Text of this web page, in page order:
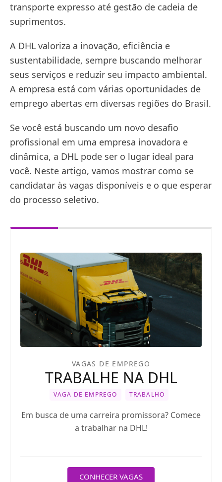
transporte expresso até gestão de cadeia de
suprimentos.
A DHL valoriza a inovação, eficiência e
sustentabilidade, sempre buscando melhorar
seus serviços e reduzir seu impacto ambiental.
A empresa está com várias oportunidades de
emprego abertas em diversas regiões do Brasil.
Se você está buscando um novo desafio
profissional em uma empresa inovadora e
dinâmica, a DHL pode ser o lugar ideal para
você. Neste artigo, vamos mostrar como se
candidatar às vagas disponíveis e o que esperar
do processo seletivo.
VAGAS DE EMPREGO
TRABALHE NA DHL
VAGA DE EMPREGO TRABALHO
Em busca de uma carreira promissora? Comece
a trabalhar na DHL!
CONHECER VAGAS